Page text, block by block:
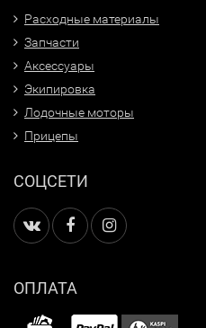
Расходные материалы
Запчасти
Аксессуары
Экипировка
Лодочные моторы
Прицепы
СОЦСЕТИ
ОПЛАТА